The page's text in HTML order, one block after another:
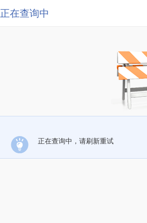
正在查询中
正在查询中，请刷新重试